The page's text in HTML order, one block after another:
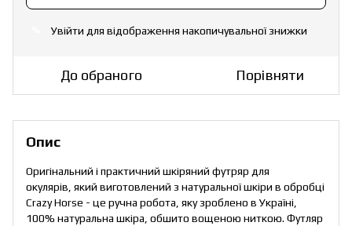
Увійти для відображення накопичувальної знижки
До обраного Порівняти
Опис
Оригінальний і практичний шкіряний футряр для
окулярів, який виготовлений з натуральної шкіри в обробці
Crazy Horse - це ручна робота, яку зроблено в Україні,
100% натуральна шкіра, обшито вощеною ниткою. Футляр